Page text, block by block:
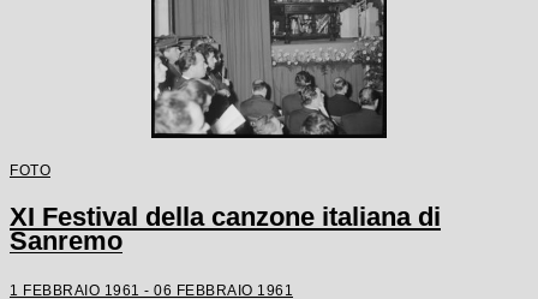
FOTO
XI Festival della canzone italiana di
Sanremo
1 FEBBRAIO 1961 - 06 FEBBRAIO 1961